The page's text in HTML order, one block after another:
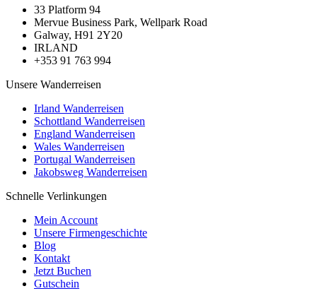
33 Platform 94
Mervue Business Park, Wellpark Road
Galway, H91 2Y20
IRLAND
+353 91 763 994
Unsere Wanderreisen
Irland Wanderreisen
Schottland Wanderreisen
England Wanderreisen
Wales Wanderreisen
Portugal Wanderreisen
Jakobsweg Wanderreisen
Schnelle Verlinkungen
Mein Account
Unsere Firmengeschichte
Blog
Kontakt
Jetzt Buchen
Gutschein